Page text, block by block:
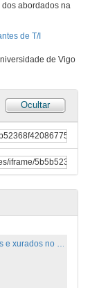
abordados na
de T/I
de Vigo
Ocultar
Traductores autónomos e xurados no mercado galego